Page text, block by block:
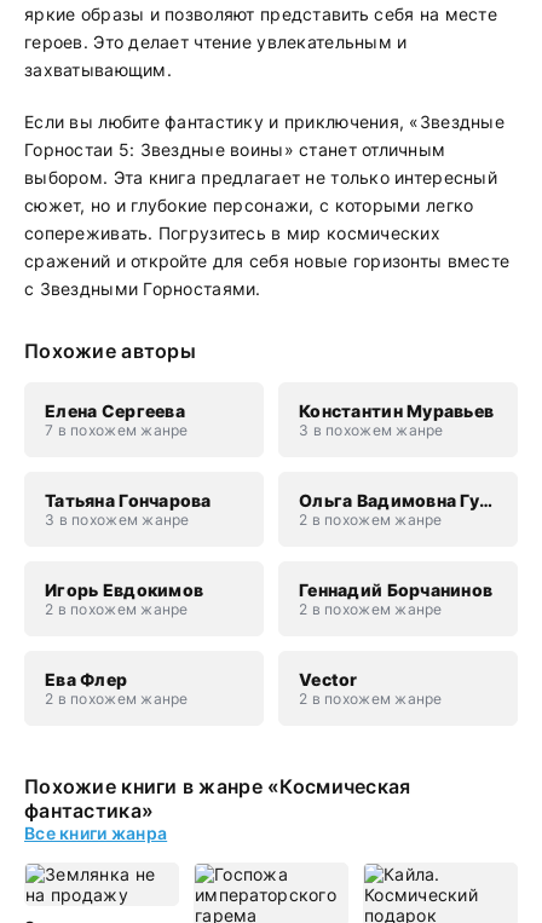
яркие образы и позволяют представить себя на месте
героев. Это делает чтение увлекательным и
захватывающим.
Если вы любите фантастику и приключения, «Звездные
Горностаи 5: Звездные воины» станет отличным
выбором. Эта книга предлагает не только интересный
сюжет, но и глубокие персонажи, с которыми легко
сопереживать. Погрузитесь в мир космических
сражений и откройте для себя новые горизонты вместе
с Звездными Горностаями.
Похожие авторы
Елена Сергеева
7 в похожем жанре
Константин Муравьев
3 в похожем жанре
Татьяна Гончарова
3 в похожем жанре
Ольга Вадимовна Гусейнова
2 в похожем жанре
Игорь Евдокимов
2 в похожем жанре
Геннадий Борчанинов
2 в похожем жанре
Ева Флер
2 в похожем жанре
Vector
2 в похожем жанре
Похожие книги в жанре «Космическая
фантастика»
Все книги жанра